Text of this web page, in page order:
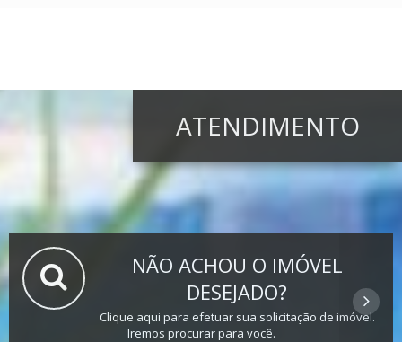
ATENDIMENTO
NÃO ACHOU O IMÓVEL
DESEJADO?
Clique aqui para efetuar sua solicitação de imóvel.
Iremos procurar para você.